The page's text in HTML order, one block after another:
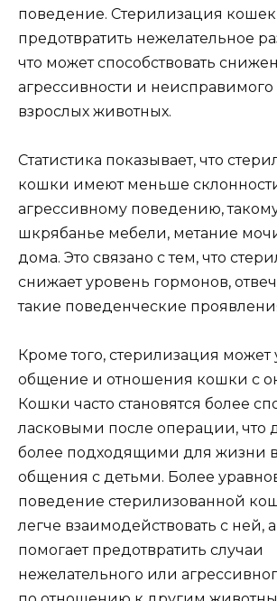
поведение. Стерилизация кошек
предотвратить нежелательное
что может способствовать
агрессивности и
взрослых животных.
Статистика показывает, что
кошки имеют меньше
агрессивному поведению,
шкрябанье мебели, метание
дома. Это связано с тем, что
снижает уровень гормонов,
такие поведенческие
Кроме того, стерилизация может
общение и отношения кошки с
Кошки часто становятся более
ласковыми после операции, что
более подходящими для жизни
общения с детьми. Более
поведение стерилизованной
легче взаимодействовать с ней,
помогает предотвратить случаи
нежелательного или